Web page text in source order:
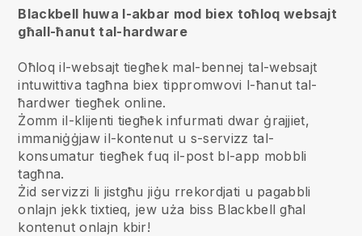
Blackbell huwa l-akbar mod biex toħloq websajt
għall-ħanut tal-hardware
Oħloq il-websajt tiegħek mal-bennej tal-websajt
intuwittiva tagħna biex tippromwovi l-ħanut tal-
ħardwer tiegħek online.
Żomm il-klijenti tiegħek infurmati dwar ġrajjiet,
immaniġġjaw il-kontenut u s-servizz tal-
konsumatur tiegħek fuq il-post bl-app mobbli
tagħna.
Żid servizzi li jistgħu jiġu rrekordjati u pagabbli
onlajn jekk tixtieq, jew uża biss Blackbell għal
kontenut onlajn kbir!